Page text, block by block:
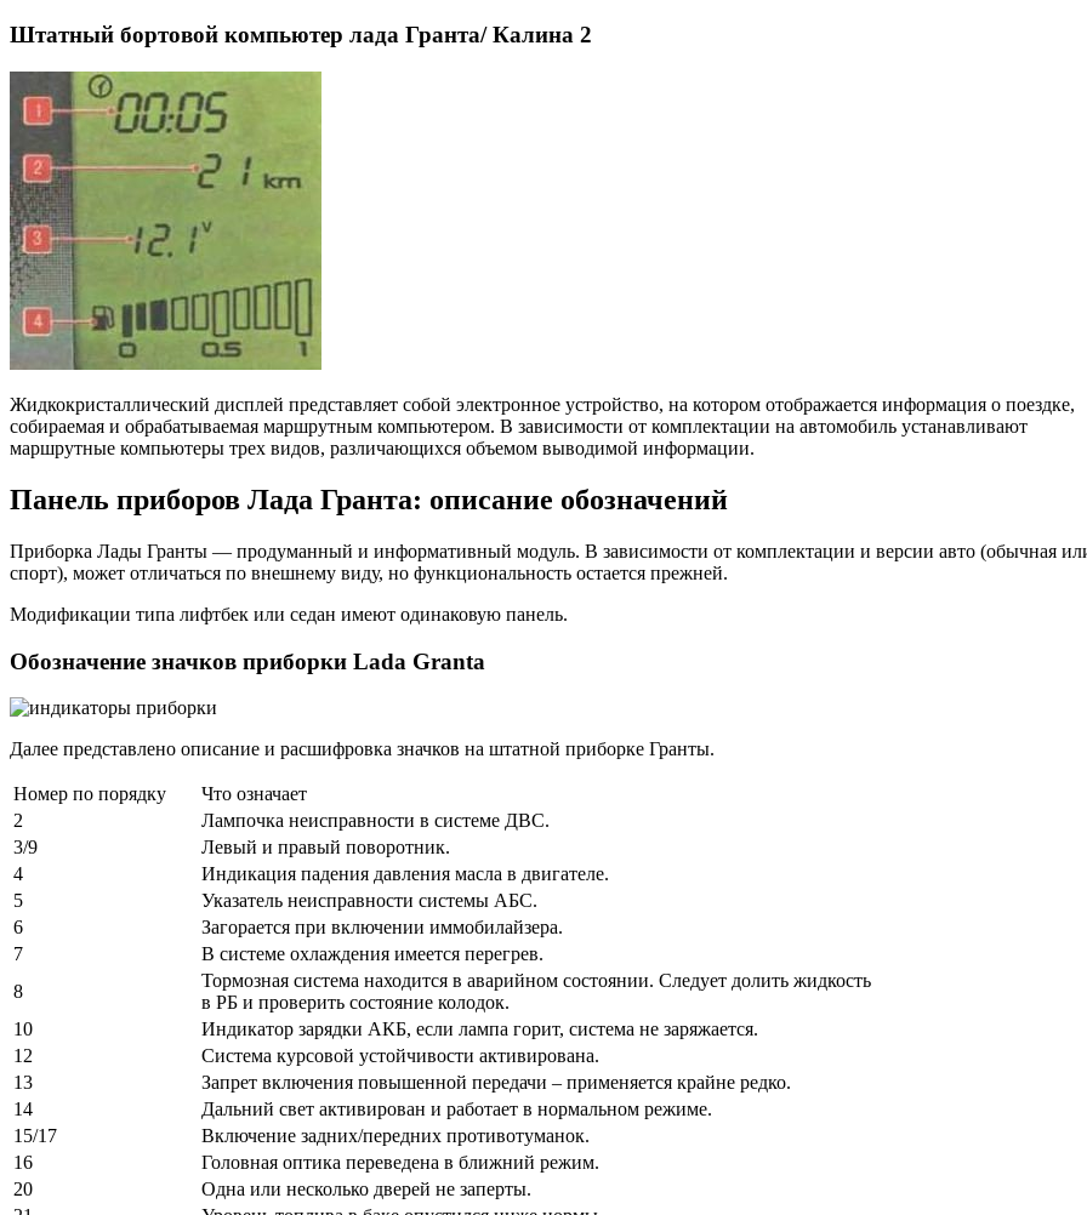
Штатный бортовой компьютер лада Гранта/ Калина 2
Жидкокристаллический дисплей представляет собой электронное устройство, на котором отображается информация о поездке,
собираемая и обрабатываемая маршрутным компьютером. В зависимости от комплектации на автомобиль устанавливают
маршрутные компьютеры трех видов, различающихся объемом выводимой информации.
Панель приборов Лада Гранта: описание обозначений
Приборка Лады Гранты — продуманный и информативный модуль. В зависимости от комплектации и версии авто (обычная
спорт), может отличаться по внешнему виду, но функциональность остается прежней.
Модификации типа лифтбек или седан имеют одинаковую панель.
Обозначение значков приборки Lada Granta
Далее представлено описание и расшифровка значков на штатной приборке Гранты.
Номер по порядку
Что означает
2
Лампочка неисправности в системе ДВС.
3/9
Левый и правый поворотник.
4
Индикация падения давления масла в двигателе.
5
Указатель неисправности системы АБС.
6
Загорается при включении иммобилайзера.
7
В системе охлаждения имеется перегрев.
8
Тормозная система находится в аварийном состоянии. Следует долить жидкость
в РБ и проверить состояние колодок.
10
Индикатор зарядки АКБ, если лампа горит, система не заряжается.
12
Система курсовой устойчивости активирована.
13
Запрет включения повышенной передачи – применяется крайне редко.
14
Дальний свет активирован и работает в нормальном режиме.
15/17
Включение задних/передних противотуманок.
16
Головная оптика переведена в ближний режим.
20
Одна или несколько дверей не заперты.